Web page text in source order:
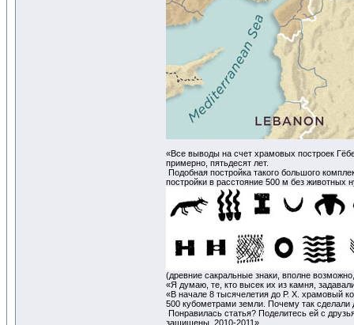
«Все выводы на счет храмовых построек
примерно, пятьдесят лет.
Подобная постройка такого большого
постройки в расстояние 500 м без
(древние сакральные знаки, вполне
«Я думаю, те, кто высек их из камня,
«В начале 8 тысячелетия до Р. Х. храмовый
500 кубометрами земли. Почему так сделали
Понравилась статья? Поделитесь ей с
защищены. 2010-2011»